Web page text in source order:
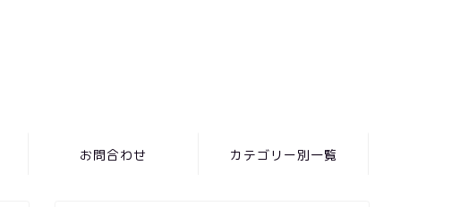
お問合わせ カテゴリー別一覧